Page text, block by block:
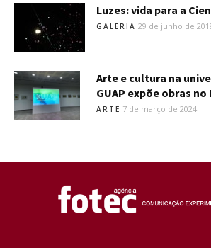
Luzes: vida para a
GALERIA 29 de junho de
Arte e cultura na
GUAP expõe obras no
ARTE 7 de março de 2024